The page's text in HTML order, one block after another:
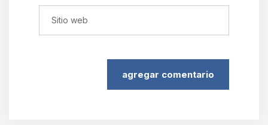
agregar comentario